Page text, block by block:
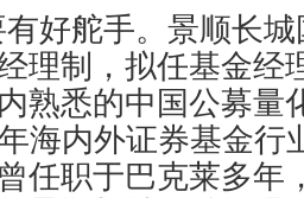
好舵手。景顺长
理制，拟任基金经
熟悉的中国公募量
海内外证券基金行
任职于巴克莱多年